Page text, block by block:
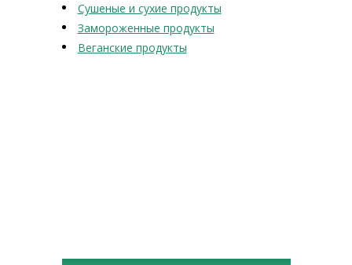
Сушеные и сухие продукты
Замороженные продукты
Веганские продукты